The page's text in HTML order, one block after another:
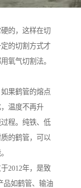
的，这样在切
的切割方式才
氧气切割法。
果鹤管的熔点
温度不再升
程。纯铁、低
的鹤管，可以
2012年，是致
品如鹤管、输油